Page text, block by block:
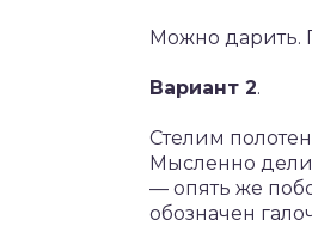
Можно дарить.
Вариант 2.
Стелим
Мысленно
— опять же
обозначен